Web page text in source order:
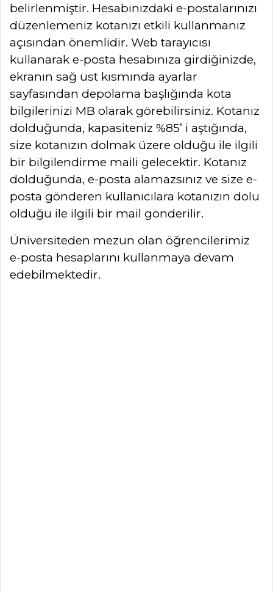
belirlenmiştir. Hesabınızdaki e-postalarınızı
düzenlemeniz kotanızı etkili kullanmanız
açısından önemlidir. Web tarayıcısı
kullanarak e-posta hesabınıza girdiğinizde,
ekranın sağ üst kısmında ayarlar
sayfasından depolama başlığında kota
bilgilerinizi MB olarak görebilirsiniz. Kotanız
dolduğunda, kapasiteniz %85’ i aştığında,
size kotanızın dolmak üzere olduğu ile ilgili
bir bilgilendirme maili gelecektir. Kotanız
dolduğunda, e-posta alamazsınız ve size e-
posta gönderen kullanıcılara kotanızın dolu
olduğu ile ilgili bir mail gönderilir.
Üniversiteden mezun olan öğrencilerimiz
e-posta hesaplarını kullanmaya devam
edebilmektedir.